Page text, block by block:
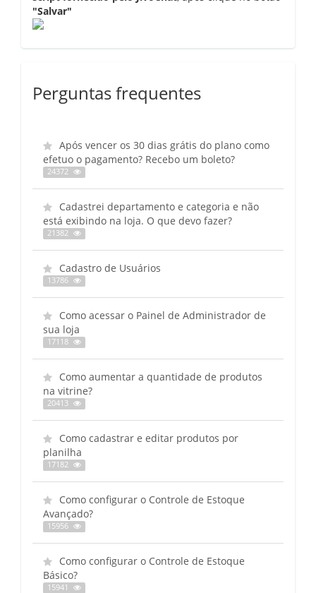
"Salvar"
Perguntas frequentes
Após vencer os 30 dias grátis do plano como
efetuo o pagamento? Recebo um boleto?
24372
Cadastrei departamento e categoria e não
está exibindo na loja. O que devo fazer?
21382
Cadastro de Usuários
13786
Como acessar o Painel de Administrador de
sua loja
17118
Como aumentar a quantidade de produtos
na vitrine?
20413
Como cadastrar e editar produtos por
planilha
17182
Como configurar o Controle de Estoque
Avançado?
15956
Como configurar o Controle de Estoque
Básico?
15941